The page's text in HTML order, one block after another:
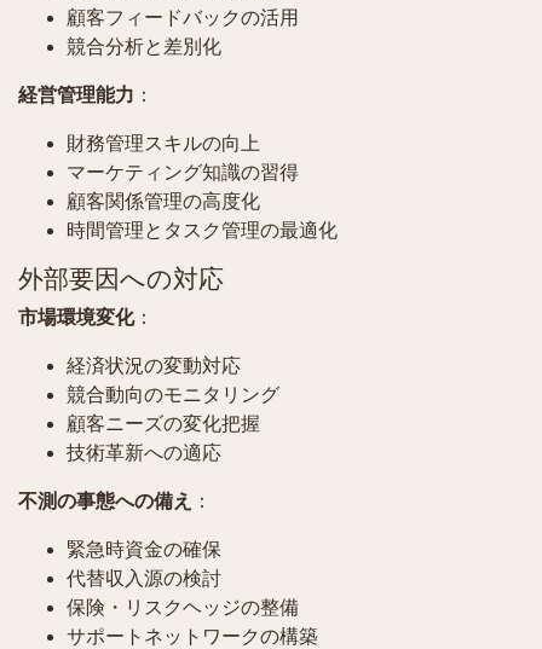
顧客フィードバックの活用
競合分析と差別化
経営管理能力 ：
財務管理スキルの向上
マーケティング知識の習得
顧客関係管理の高度化
時間管理とタスク管理の最適化
外部要因への対応
市場環境変化：
経済状況の変動対応
競合動向のモニタリング
顧客ニーズの変化把握
技術革新への適応
不測の事態への備え ：
緊急時資金の確保
代替収入源の検討
保険・リスクヘッジの整備
サポートネットワークの構築